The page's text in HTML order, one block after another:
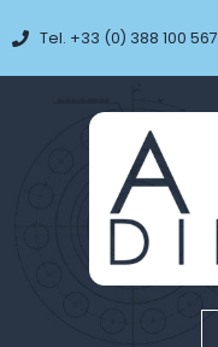
Tel. +33 (0) 388 100 567